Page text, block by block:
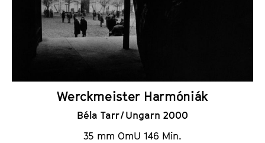
Werckmeister Harmóniák
Béla Tarr / Ungarn 2000
35 mm OmU 146 Min.